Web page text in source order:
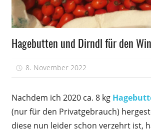
Nützliches
Hagebutten und Dirndl für den
8. November 2022
Nachdem ich 2020 ca. 8 kg
(nur für den Privatgebrauch)
diese nun leider schon verzehrt ist,